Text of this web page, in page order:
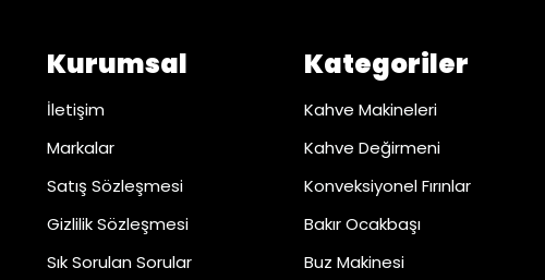
Kurumsal
İletişim
Markalar
Satış Sözleşmesi
Gizlilik Sözleşmesi
Sık Sorulan Sorular
Kategoriler
Kahve Makineleri
Kahve Değirmeni
Konveksiyonel Fırınlar
Bakır Ocakbaşı
Buz Makinesi